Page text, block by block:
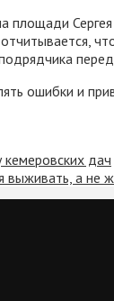
ошибки и
дач
выживать, а не